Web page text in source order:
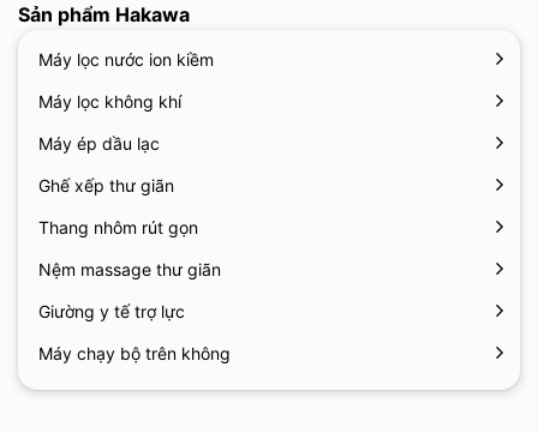
Sản phẩm Hakawa
Máy lọc nước ion kiềm
Máy lọc không khí
Máy ép dầu lạc
Ghế xếp thư giãn
Thang nhôm rút gọn
Nệm massage thư giãn
Giường y tế trợ lực
Máy chạy bộ trên không